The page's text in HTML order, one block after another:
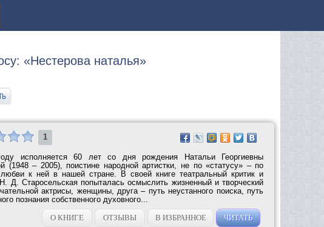
«Нестерова наталья»
1
исполняется 60 лет со дня рождения Натальи Георгиевны
(1948 – 2005), поистине народной артистки, не по «статусу» – по
к ней в нашей стране. В своей книге театральный критик и
Д. Старосельская попыталась осмыслить жизненный и творческий
актрисы, женщины, друга – путь неустанного поиска, путь
познания собственного духовного...
О КНИГЕ
ОТЗЫВЫ В ИЗБРАННОЕ ЧИТАТЬ